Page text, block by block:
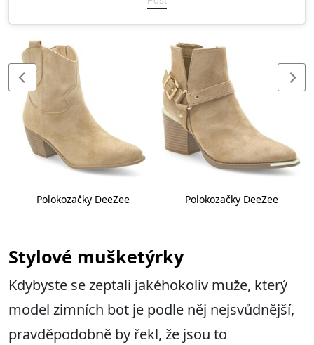
Polokozačky DeeZee Polokozačky DeeZee
Stylové mušketýrky
Kdybyste se zeptali jakéhokoliv muže, který
model zimních bot je podle něj nejsvůdnější,
pravděpodobně by řekl, že jsou to